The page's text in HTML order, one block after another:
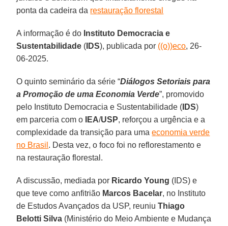
ponta da cadeira da restauração florestal
A informação é do Instituto Democracia e
Sustentabilidade ( IDS), publicada por ((o))eco, 26-
06-2025.
O quinto seminário da série “Diálogos Setoriais para
a Promoção de uma Economia Verde”, promovido
pelo Instituto Democracia e Sustentabilidade ( IDS)
em parceria com o
IEA/USP, reforçou a urgência e a
complexidade da transição para umaeconomia verde
no Brasil . Desta vez, o foco foi no reflorestamento e
na restauração florestal.
A discussão, mediada por Ricardo Young (IDS) e
que teve como anfitrião Marcos Bacelar, no Instituto
de Estudos Avançados da USP, reuniuThiago
Belotti Silva (Ministério do Meio Ambiente e Mudança